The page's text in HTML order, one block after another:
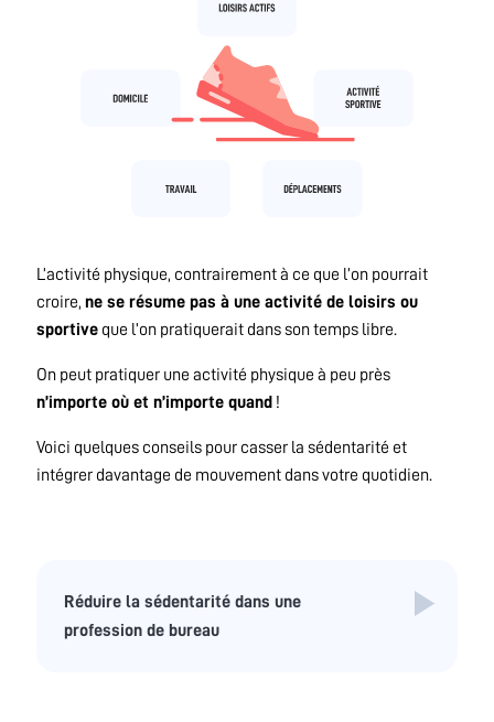
L’activité physique, contrairement à ce que l’on pourrait
croire, ne se résume pas à une activité de loisirs ou
sportiveque l’on pratiquerait dans son temps libre.
On peut pratiquer une activité physique à peu près
n’importe où et n’importe quand !
Voici quelques conseils pour casser la sédentarité et
intégrer davantage de mouvement dans votre quotidien.
Réduire la sédentarité dans une
profession de bureau